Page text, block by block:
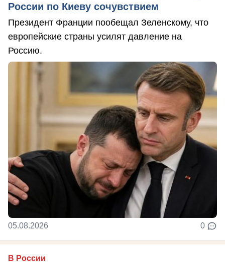
России по Киеву сочувствием
Президент Франции пообещал Зеленскому, что
европейские страны усилят давление на
Россию.
05.08.2026 0
В России